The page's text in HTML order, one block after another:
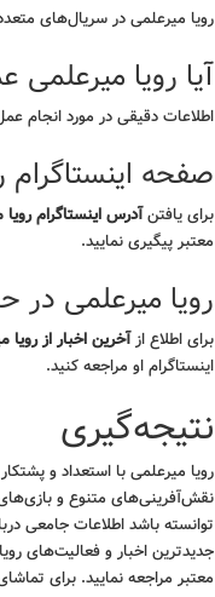
رویا میرعلمی در سریال‌های
آیا رویا
اطلاعات دقیقی در مورد انجام
صفحه
برای یافتنآدرس اینستاگرام رویا
معتبر پیگیری نمایید.
رویا میرعلمی
برای اطلاع ازآخرین اخبار از
اینستاگرام او مراجعه کنید.
نتیجه‌گیری
رویا میرعلمی با استعداد و
نقش‌آفرینی‌های متنوع و بازی‌های
توانسته باشد اطلاعات جامعی
جدیدترین اخبار و فعالیت‌های
معتبر مراجعه نمایید. برای